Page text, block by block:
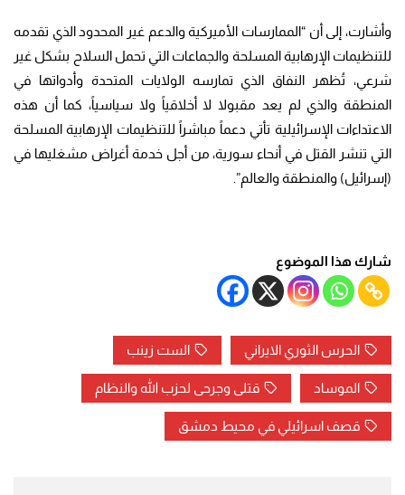
وأشارت، إلى أن “الممارسات الأميركية والدعم غير المحدود الذي تقدمه
للتنظيمات الإرهابية المسلحة والجماعات التي تحمل السلاح بشكل غير
شرعي، تُظهر النفاق الذي تمارسه ​الولايات المتحدة​ وأدواتها في
المنطقة والذي لم يعد مقبولا لا أخلاقياً ولا سياسياً، كما أن هذه
الاعتداءات الإسرائيلية تأتي دعماً مباشراً للتنظيمات الإرهابية المسلحة
التي تنشر القتل في أنحاء سورية، من أجل خدمة أغراض مشغليها في
(إسرائيل) والمنطقة والعالم”.
شارك هذا الموضوع
الحرس الثوري الايراني الست زينب
الموساد قتلى وجرحى لحزب الله والنظام
قصف اسرائيلي في محيط دمشق